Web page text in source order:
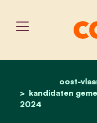
oost-
kandidaten
2024